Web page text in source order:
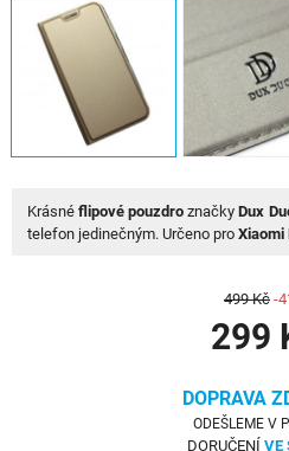
Krásnéflipové pouzdro značkyDux
telefon jedinečným. Určeno pro Xiaomi
499 Kč -
299
DOPRAVA
ODEŠLEME V
DORUČENÍ VE